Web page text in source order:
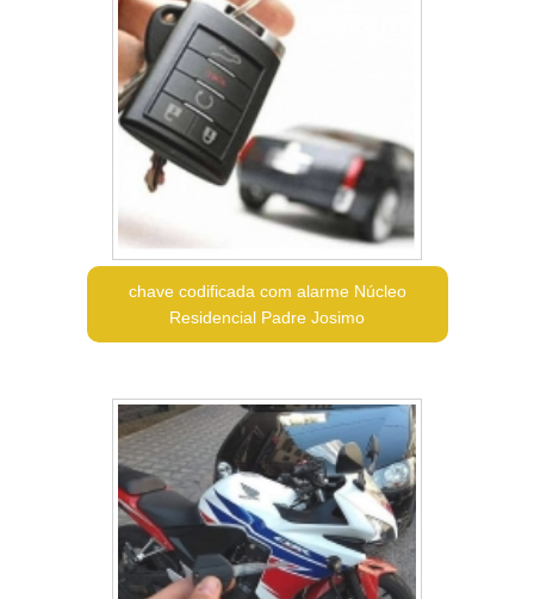
chave codificada com alarme Núcleo
Residencial Padre Josimo